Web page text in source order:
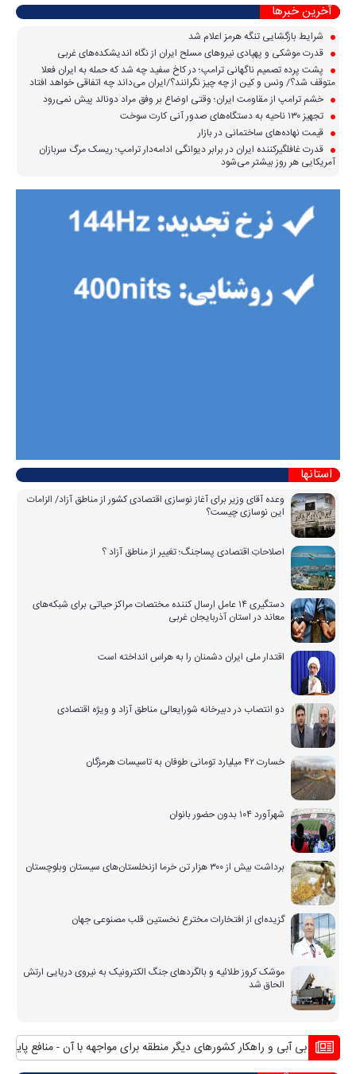
آخرین خبرها
شرایط بازگشایی تنگه هرمز اعلام شد
قدرت موشکی و پهپادی نیرو‌های مسلح ایران از نگاه اندیشکده‌های غربی
پشت پرده تصمیم ناگهانی ترامپ؛ در کاخ سفید چه شد که حمله به ایران فعلا
متوقف شد؟/ ونس و کین از چه چیز نگرانند؟/ایران می‌داند چه اتفاقی خواهد افتاد
خشم ترامپ از مقاومت ایران؛ وقتی اوضاع بر وفق مراد دونالد پیش نمی‌رود
تجهیز ۱۳۰ ناحیه به دستگاه‌های صدور آنی کارت سوخت
قیمت نهاده‌های ساختمانی در بازار
قدرت غافلگیرکننده ایران در برابر دیوانگی ادامه‌دار ترامپ؛ ریسک مرگ سربازان
آمریکایی هر روز بیشتر می‌شود
استانها
وعده آقای وزیر برای آغاز نوسازی اقتصادی کشور از مناطق آزاد/ الزامات
این نوسازی چیست؟
اصلاحاتِ اقتصادی پساجنگ؛ تغییر از مناطق آزاد ؟
دستگیری ۱۴ عامل ارسال کننده مختصات مراکز حیاتی برای شبکه‌های
معاند در استان آذربایجان غربی
اقتدار ملی ایران دشمنان را به هراس انداخته است
دو انتصاب در دبیرخانه شورایعالی مناطق آزاد و ویژه اقتصادی
خسارت ۴۲ میلیارد تومانی طوفان به تاسیسات هرمزگان
شهرآورد ۱۰۴ بدون حضور بانوان
برداشت بیش از ۳۰۰ هزار تن خرما ازنخلستان‌های سیستان وبلوچستان
گزیده‌ای از افتخارات مخترع نخستین قلب مصنوعی جهان
موشک کروز طلائیه و بالگردهای جنگ الکترونیک به نیروی دریایی ارتش
الحاق شد
بی آبی و راهکار کشورهای دیگر منطقه برای مواجهه با آن منافع پایدار